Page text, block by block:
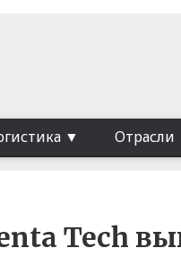
Отрасли
Tech